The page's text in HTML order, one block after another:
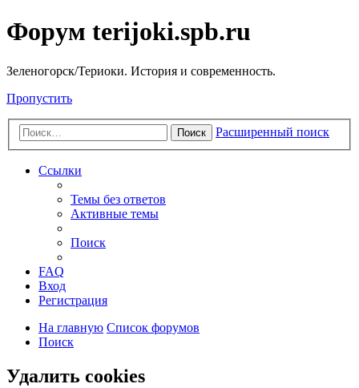
Форум terijoki.spb.ru
Зеленогорск/Териоки. История и современность.
Пропустить
Поиск Расширенный поиск
Ссылки
Темы без ответов
Активные темы
Поиск
FAQ
Вход
Регистрация
На главную Список форумов
Поиск
Удалить cookies